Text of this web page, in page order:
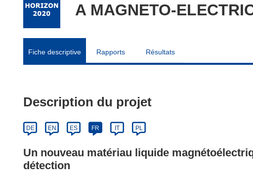
A MAGNETO-
Fiche descriptive Rapports Résultats
Description du projet
DE EN ES FR IT PL
Un nouveau matériau liquide
détection